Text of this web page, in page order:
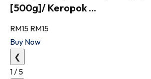
[500g]/ Keropok ...
RM15 RM15
Buy Now
❮
1 / 5